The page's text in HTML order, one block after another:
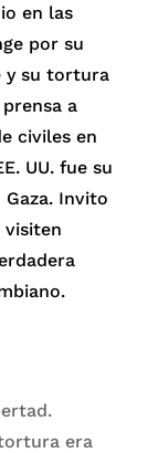
en las
por su
y su tortura
a
civiles en
UU. fue su
Invito
visiten
era